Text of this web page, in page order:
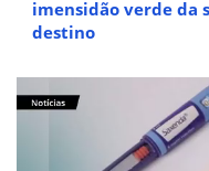
imensidão verde da
destino